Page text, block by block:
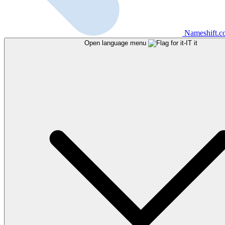
Open language menu it